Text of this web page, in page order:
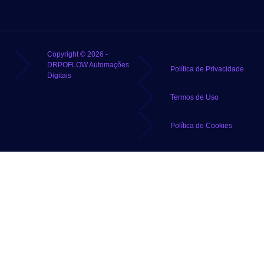
Copyright © 2026 -
DRPOFLOW Automações
Digitais
Política de Privacidade
Termos de Uso
Política de Cookies